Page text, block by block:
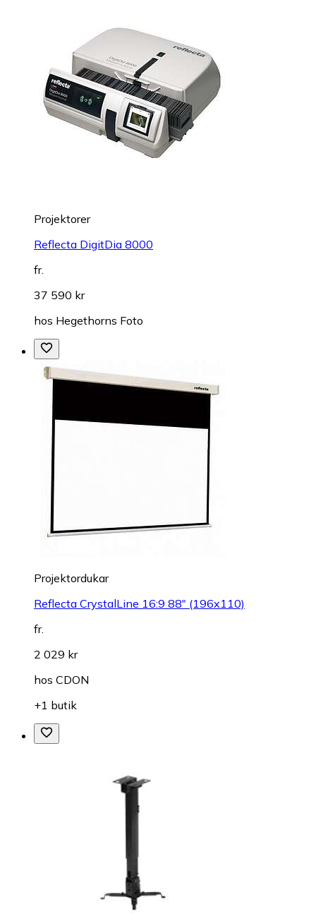
Projektorer
Reflecta DigitDia 8000
fr.
37 590 kr
hos Hegethorns Foto
Projektordukar
Reflecta CrystalLine 16:9 88" (196x110)
fr.
2 029 kr
hos CDON
+1 butik